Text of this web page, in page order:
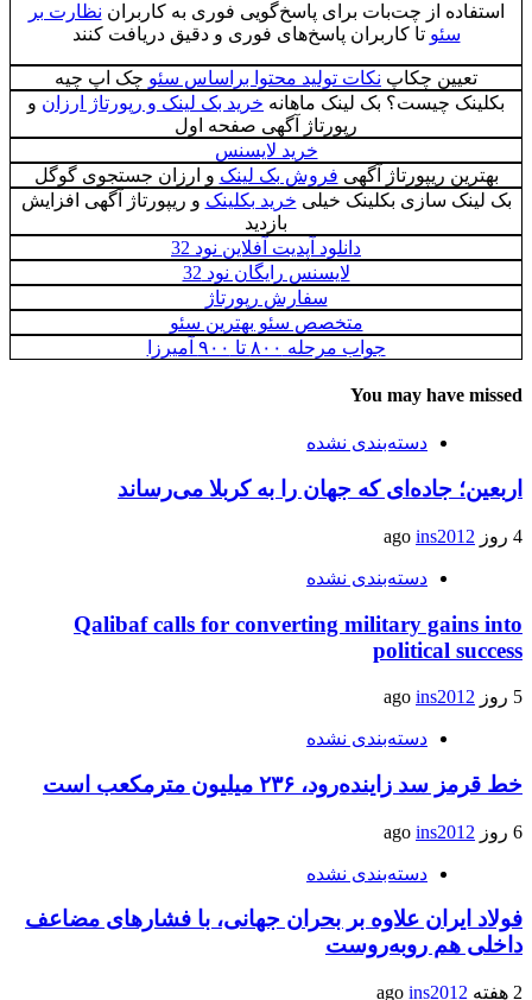
استفاده از چت‌بات برای پاسخ‌گویی فوری به کاربران نظارت بر
سئو تا کاربران پاسخ‌های فوری و دقیق دریافت کنند
تعیین چکاپ نکات تولید محتوا براساس سئو چک اپ چیه
بکلینک چیست؟ بک لینک ماهانه خرید بک لینک و رپورتاژ ارزان و
رپورتاژ آگهی صفحه اول
خرید لایسنس
بهترین ریپورتاژ آگهی فروش بک لینک و ارزان جستجوی گوگل
بک لینک سازی بکلینک خیلی خرید بکلینک و ریپورتاژ آگهی افزايش
بازديد
دانلود آپدیت آفلاین نود 32
لایسنس رایگان نود 32
سفارش رپورتاژ
متخصص سئو بهترین سئو
جواب مرحله ۸۰۰ تا ۹۰۰ آمیرزا
You may have missed
دسته‌بندی نشده
اربعین؛ جاده‌ای که جهان را به کربلا می‌رساند
4 روز ago ins2012
دسته‌بندی نشده
Qalibaf calls for converting military gains into
political success
5 روز ago ins2012
دسته‌بندی نشده
خط قرمز سد زاینده‌رود، ۲۳۶ میلیون مترمکعب است
6 روز ago ins2012
دسته‌بندی نشده
فولاد ایران علاوه بر بحران جهانی، با فشارهای مضاعف
داخلی هم روبه‌روست
2 هفته ago ins2012